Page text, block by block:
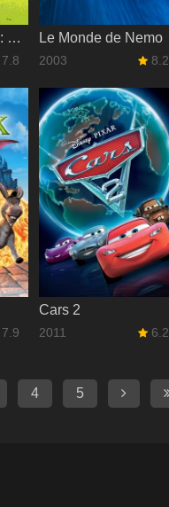
Snoopy présente : Rien ne vaut son chez-soi Le Monde de Nemo
2003 8.2
Cars 2
2011 6.2
4 5